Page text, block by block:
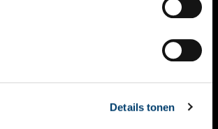
Details tonen